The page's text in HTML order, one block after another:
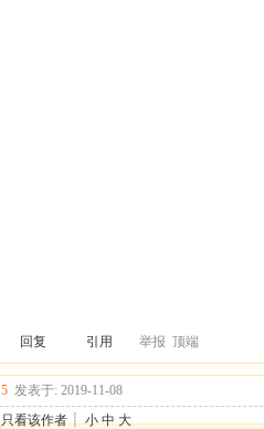
回复 引用 举报 顶端
5 发表于: 2019-11-08
只看该作者 ┊ 小 中 大